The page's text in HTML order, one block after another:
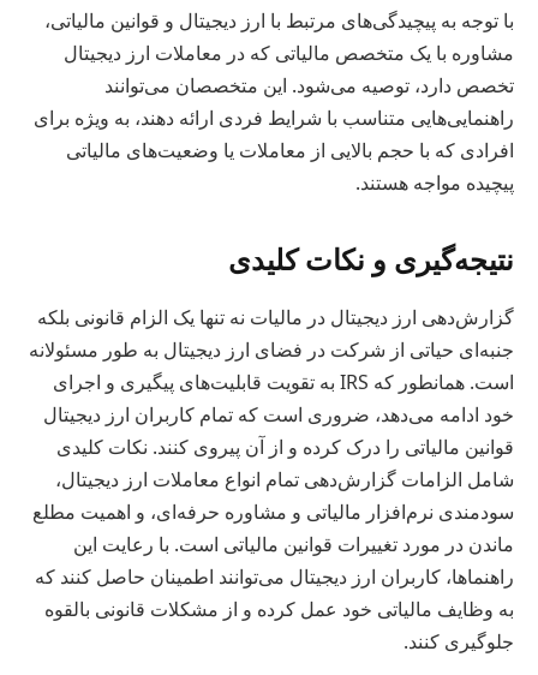
با توجه به پیچیدگی‌های مرتبط با ارز دیجیتال و قوانین مالیاتی،
مشاوره با یک متخصص مالیاتی که در معاملات ارز دیجیتال
تخصص دارد، توصیه می‌شود. این متخصصان می‌توانند
راهنمایی‌هایی متناسب با شرایط فردی ارائه دهند، به ویژه برای
افرادی که با حجم بالایی از معاملات یا وضعیت‌های مالیاتی
پیچیده مواجه هستند.
نتیجه‌گیری و نکات کلیدی
گزارش‌دهی ارز دیجیتال در مالیات نه تنها یک الزام قانونی بلکه
جنبه‌ای حیاتی از شرکت در فضای ارز دیجیتال به طور مسئولانه
است. همانطور که IRS به تقویت قابلیت‌های پیگیری و اجرای
خود ادامه می‌دهد، ضروری است که تمام کاربران ارز دیجیتال
قوانین مالیاتی را درک کرده و از آن پیروی کنند. نکات کلیدی
شامل الزامات گزارش‌دهی تمام انواع معاملات ارز دیجیتال،
سودمندی نرم‌افزار مالیاتی و مشاوره حرفه‌ای، و اهمیت مطلع
ماندن در مورد تغییرات قوانین مالیاتی است. با رعایت این
راهنماها، کاربران ارز دیجیتال می‌توانند اطمینان حاصل کنند که
به وظایف مالیاتی خود عمل کرده و از مشکلات قانونی بالقوه
جلوگیری کنند.